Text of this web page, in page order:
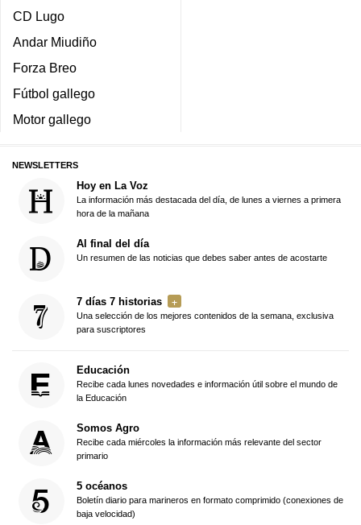
CD Lugo
Andar Miudiño
Forza Breo
Fútbol gallego
Motor gallego
NEWSLETTERS
Hoy en La Voz
La información más destacada del día, de lunes a viernes a primera
hora de la mañana
Al final del día
Un resumen de las noticias que debes saber antes de acostarte
7 días 7 historias
Una selección de los mejores contenidos de la semana, exclusiva
para suscriptores
Educación
Recibe cada lunes novedades e información útil sobre el mundo de
la Educación
Somos Agro
Recibe cada miércoles la información más relevante del sector
primario
5 océanos
Boletín diario para marineros en formato comprimido (conexiones de
baja velocidad)